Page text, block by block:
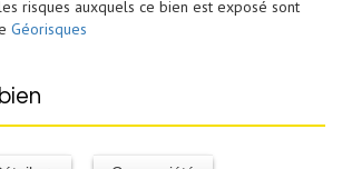
risques auxquels ce bien est exposé sont
Géorisques